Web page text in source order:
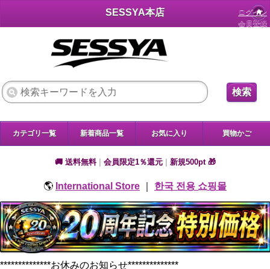
SESSYA本店
ログイン
会員登録
検索
カテゴリ一覧 新着商品一覧 お気に入り 買物かご
🚚 送料無料 会員限定1％還元 新規500pt 🎁
🌎 International Store 한국 전용 쇼핑몰
**************お休みのお知らせ**************